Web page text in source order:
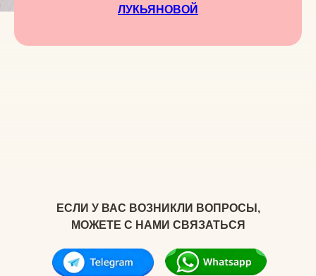
ЛУКЬЯНОВОЙ
ЕСЛИ У ВАС ВОЗНИКЛИ ВОПРОСЫ,
МОЖЕТЕ С НАМИ СВЯЗАТЬСЯ